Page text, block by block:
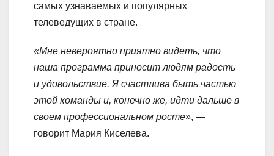
самых узнаваемых и популярных
телеведущих в стране.
«Мне невероятно приятно видеть, что
наша программа приносит людям радость
и удовольствие. Я счастлива быть частью
этой команды и, конечно же, идти дальше в
своем профессиональном росте», —
говорит Мария Киселева.